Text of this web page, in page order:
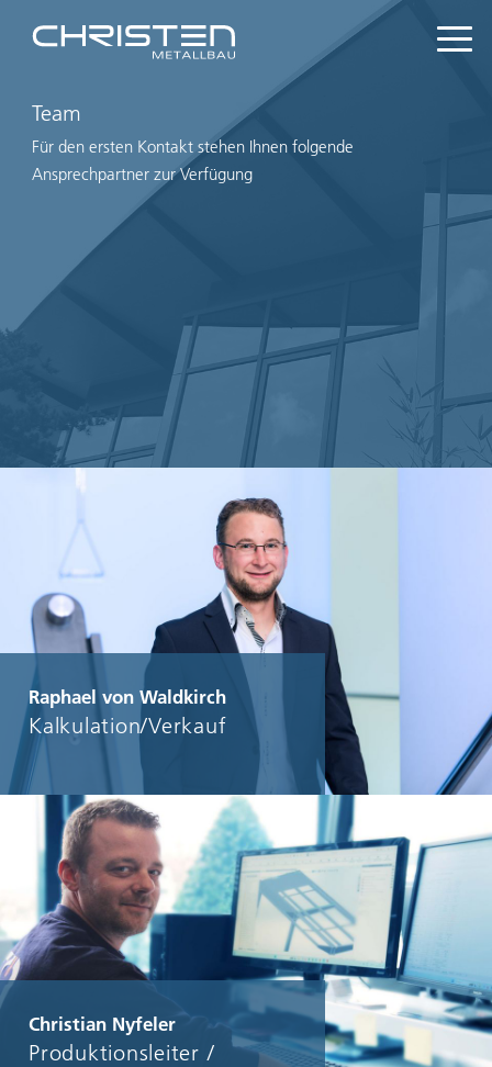
Team
Für den ersten Kontakt stehen Ihnen folgende
Ansprechpartner zur Verfügung
Raphael von Waldkirch
Kalkulation/Verkauf
Christian Nyfeler
Produktionsleiter /